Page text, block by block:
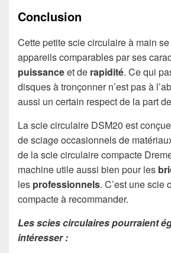
Conclusion
Cette petite scie circulaire à main
appareils comparables par ses
puissanceet de rapidité. Ce qui
disques à tronçonner n’est pas à
aussi un certain respect de la part
La scie circulaire DSM20 est
de sciage occasionnels de
de la scie circulaire compacte
machine utile aussi bien pour les
les professionnels. C’est une scie
compacte à recommander.
Les scies circulaires pourraient
intéresser :